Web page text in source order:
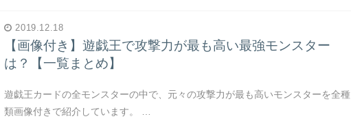
2019.12.18
【画像付き】遊戯王で攻撃力が最も高い最強モンスター
は？【一覧まとめ】
遊戯王カードの全モンスターの中で、元々の攻撃力が最も高いモンスターを全種
類画像付きで紹介しています。 …